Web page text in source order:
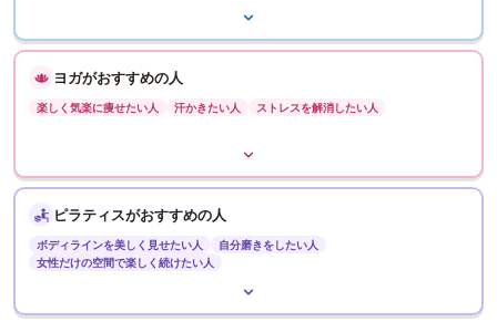
ヨガがおすすめの人
楽しく気楽に痩せたい人 汗かきたい人 ストレスを解消したい人
ピラティスがおすすめの人
ボディラインを美しく見せたい人
自分磨きをしたい人
女性だけの空間で楽しく続けたい人